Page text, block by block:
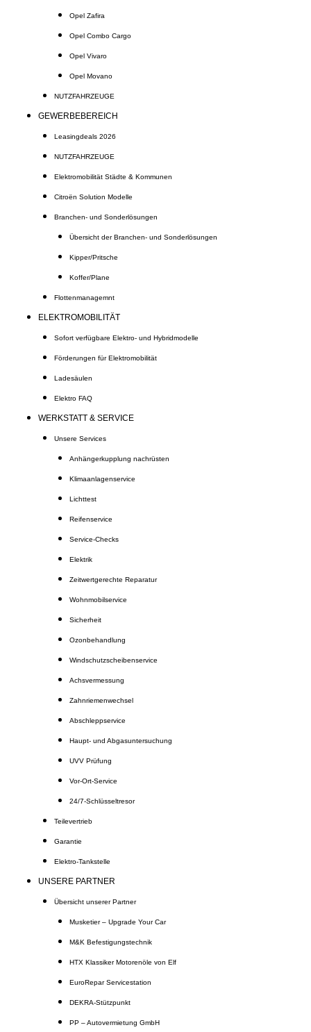
Opel Zafira
Opel Combo Cargo
Opel Vivaro
Opel Movano
NUTZFAHRZEUGE
GEWERBEBEREICH
Leasingdeals 2026
NUTZFAHRZEUGE
Elektromobilität Städte & Kommunen
Citroën Solution Modelle
Branchen- und Sonderlösungen
Übersicht der Branchen- und Sonderlösungen
Kipper/Pritsche
Koffer/Plane
Flottenmanagemnt
ELEKTROMOBILITÄT
Sofort verfügbare Elektro- und Hybridmodelle
Förderungen für Elektromobilität
Ladesäulen
Elektro FAQ
WERKSTATT & SERVICE
Unsere Services
Anhängerkupplung nachrüsten
Klimaanlagenservice
Lichttest
Reifenservice
Service-Checks
Elektrik
Zeitwertgerechte Reparatur
Wohnmobilservice
Sicherheit
Ozonbehandlung
Windschutzscheibenservice
Achsvermessung
Zahnriemenwechsel
Abschleppservice
Haupt- und Abgasuntersuchung
UVV Prüfung
Vor-Ort-Service
24/7-Schlüsseltresor
Teilevertrieb
Garantie
Elektro-Tankstelle
UNSERE PARTNER
Übersicht unserer Partner
Musketier – Upgrade Your Car
M&K Befestigungstechnik
HTX Klassiker Motorenöle von Elf
EuroRepar Servicestation
DEKRA-Stützpunkt
PP – Autovermietung GmbH